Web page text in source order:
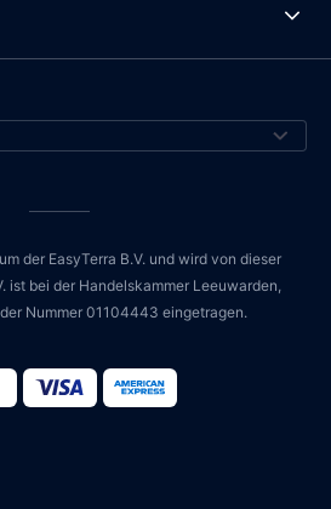
der EasyTerra B.V. und wird von dieser
ist bei der Handelskammer Leeuwarden,
Nummer 01104443 eingetragen.